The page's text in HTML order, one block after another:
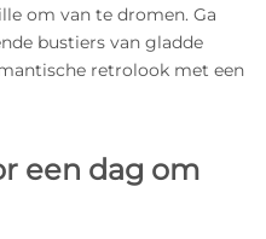
om van te dromen. Ga
bustiers van gladde
retrolook met een
een dag om